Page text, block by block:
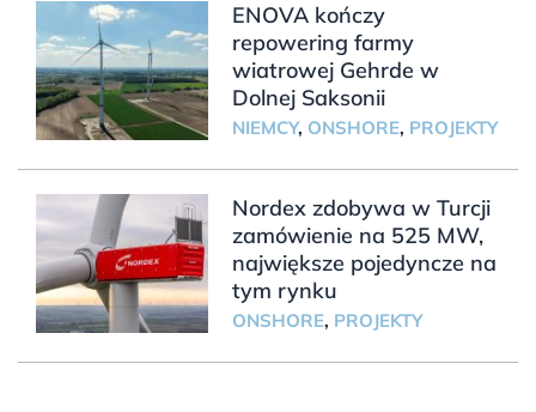
ENOVA kończy
repowering farmy
wiatrowej Gehrde w
Dolnej Saksonii
NIEMCY, ONSHORE, PROJEKTY
Nordex zdobywa w Turcji
zamówienie na 525 MW,
największe pojedyncze na
tym rynku
ONSHORE, PROJEKTY